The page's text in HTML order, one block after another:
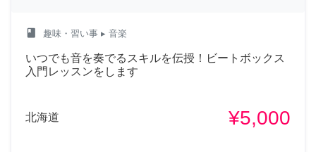
class 趣味・習い事 ▸ 音楽
いつでも音を奏でるスキルを伝授！ビートボックス
入門レッスンをします
北海道 ¥5,000